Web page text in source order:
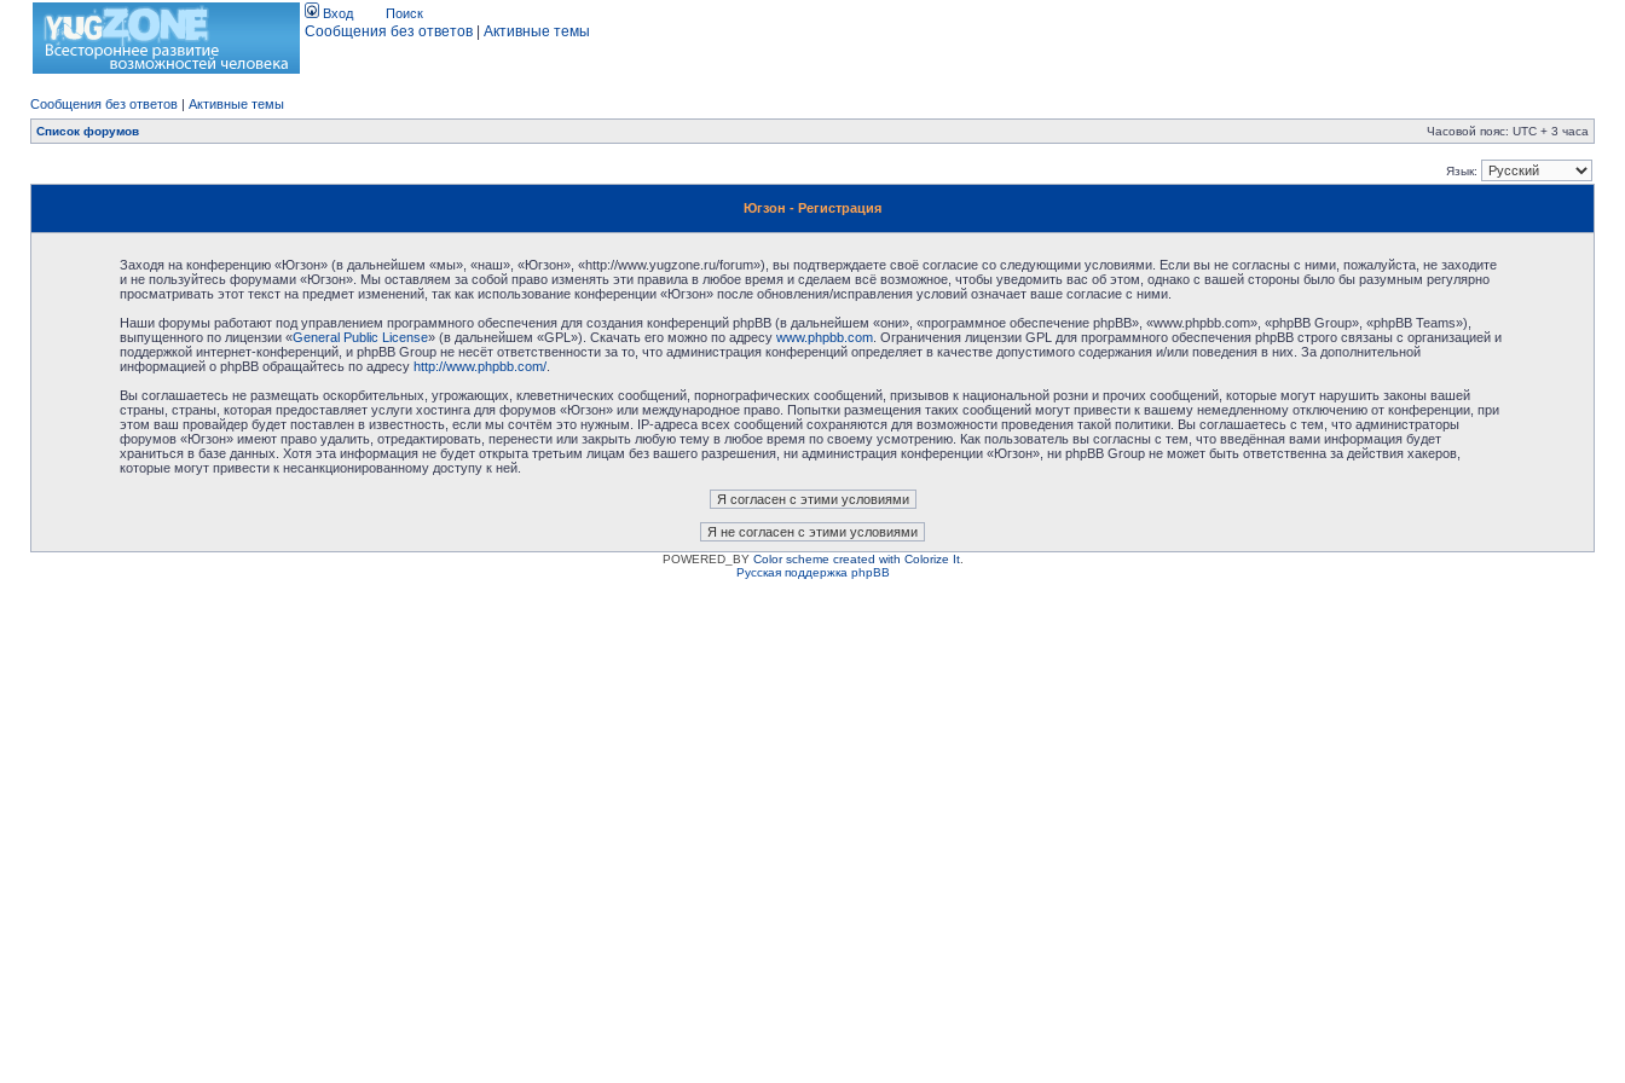
Вход Поиск
Сообщения без ответов Активные темы
Сообщения без ответов | Активные темы
Список форумов Часовой пояс: UTC + 3 часа
Язык:
Югзон - Регистрация
Заходя на конференцию «Югзон» (в дальнейшем «мы», «наш», «Югзон», «http://www.yugzone.ru/forum»), вы подтверждаете своё согласие со следующими условиями. Если вы не согласны с ними, пожалуйста, не заходите
и не пользуйтесь форумами «Югзон». Мы оставляем за собой право изменять эти правила в любое время и сделаем всё возможное, чтобы уведомить вас об этом, однако с вашей стороны было бы разумным регулярно
просматривать этот текст на предмет изменений, так как использование конференции «Югзон» после обновления/исправления условий означает ваше согласие с ними.
Наши форумы работают под управлением программного обеспечения для создания конференций phpBB (в дальнейшем «они», «программное обеспечение phpBB», «www.phpbb.com», «phpBB Group», «phpBB Teams»),
выпущенного по лицензии «General Public License» (в дальнейшем «GPL»). Скачать его можно по адресу www.phpbb.com. Ограничения лицензии GPL для программного обеспечения phpBB строго связаны с организацией и
поддержкой интернет-конференций, и phpBB Group не несёт ответственности за то, что администрация конференций определяет в качестве допустимого содержания и/или поведения в них. За дополнительной
информацией о phpBB обращайтесь по адресу http://www.phpbb.com/.
Вы соглашаетесь не размещать оскорбительных, угрожающих, клеветнических сообщений, порнографических сообщений, призывов к национальной розни и прочих сообщений, которые могут нарушить законы вашей
страны, страны, которая предоставляет услуги хостинга для форумов «Югзон» или международное право. Попытки размещения таких сообщений могут привести к вашему немедленному отключению от конференции, при
этом ваш провайдер будет поставлен в известность, если мы сочтём это нужным. IP-адреса всех сообщений сохраняются для возможности проведения такой политики. Вы соглашаетесь с тем, что администраторы
форумов «Югзон» имеют право удалить, отредактировать, перенести или закрыть любую тему в любое время по своему усмотрению. Как пользователь вы согласны с тем, что введённая вами информация будет
храниться в базе данных. Хотя эта информация не будет открыта третьим лицам без вашего разрешения, ни администрация конференции «Югзон», ни phpBB Group не может быть ответственна за действия хакеров,
которые могут привести к несанкционированному доступу к ней.
POWERED_BY Color scheme created with Colorize It.
Русская поддержка phpBB